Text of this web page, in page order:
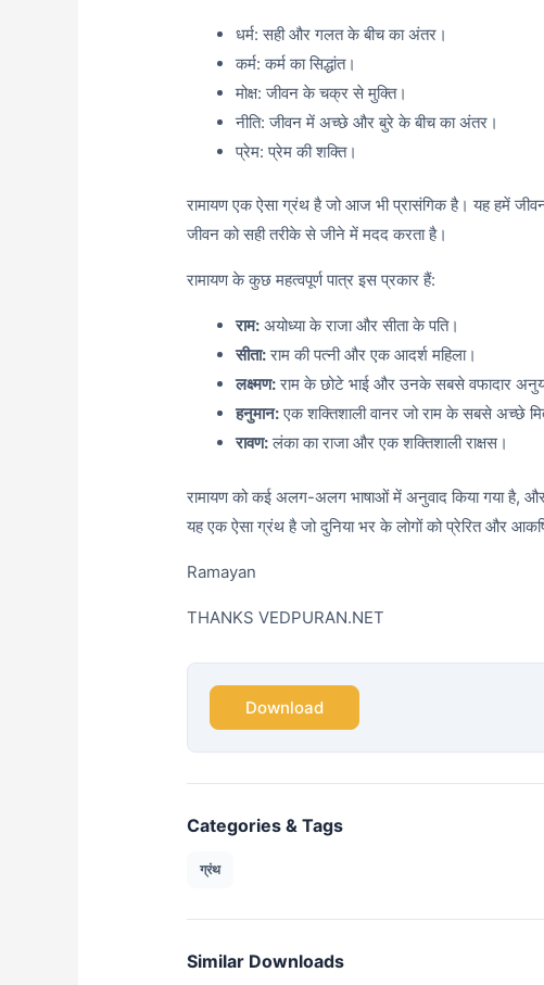
धर्म: सही और गलत के बीच का अंतर।
कर्म: कर्म का सिद्धांत।
मोक्ष: जीवन के चक्र से मुक्ति।
नीति: जीवन में अच्छे और बुरे के बीच का अंतर।
प्रेम: प्रेम की शक्ति।
रामायण एक ऐसा ग्रंथ है जो आज भी प्रासंगिक है। यह हमें
जीवन को सही तरीके से जीने में मदद करता है।
रामायण के कुछ महत्वपूर्ण पात्र इस प्रकार हैं:
राम: अयोध्या के राजा और सीता के पति।
सीता:राम की पत्नी और एक आदर्श महिला।
लक्ष्मण:राम के छोटे भाई और उनके सबसे वफादार
हनुमान:एक शक्तिशाली वानर जो राम के सबसे अच्छे
रावण:लंका का राजा और एक शक्तिशाली राक्षस।
रामायण को कई अलग-अलग भाषाओं में अनुवाद किया गया है, और
यह एक ऐसा ग्रंथ है जो दुनिया भर के लोगों को प्रेरित और
Ramayan
THANKS VEDPURAN.NET
Download
Categories & Tags
ग्रंथ
Similar Downloads